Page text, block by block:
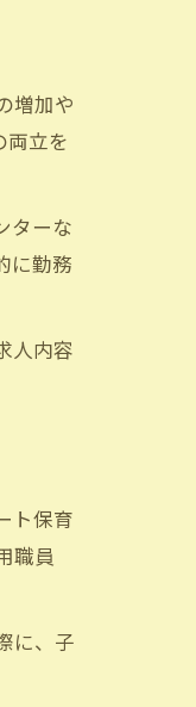
増加や
立を
ターな
に勤務
人内容
ト保育
職員
に、子